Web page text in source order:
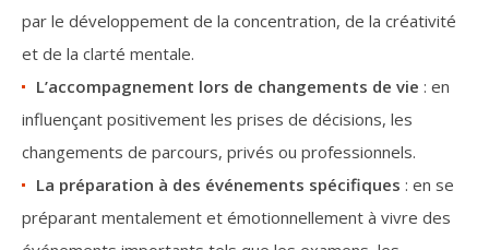
par le développement de la concentration, de la créativité
et de la clarté mentale.
L’accompagnement lors de changements de vie : en
influençant positivement les prises de décisions, les
changements de parcours, privés ou professionnels.
La préparation à des événements spécifiques : en se
préparant mentalement et émotionnellement à vivre des